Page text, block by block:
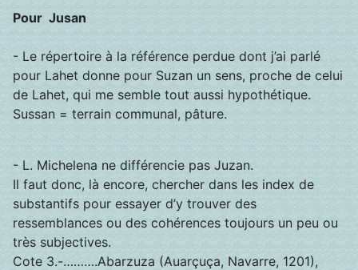
Pour Jusan
- Le répertoire à la référence perdue dont j’ai parlé
pour Lahet donne pour Suzan un sens, proche de celui
de Lahet, qui me semble tout aussi hypothétique.
Sussan = terrain communal, pâture.
- L. Michelena ne différencie pas Juzan.
Il faut donc, là encore, chercher dans les index de
substantifs pour essayer d’y trouver des
ressemblances ou des cohérences toujours un peu ou
très subjectives.
Cote 3.-……….Abarzuza (Auarçuça, Navarre, 1201),